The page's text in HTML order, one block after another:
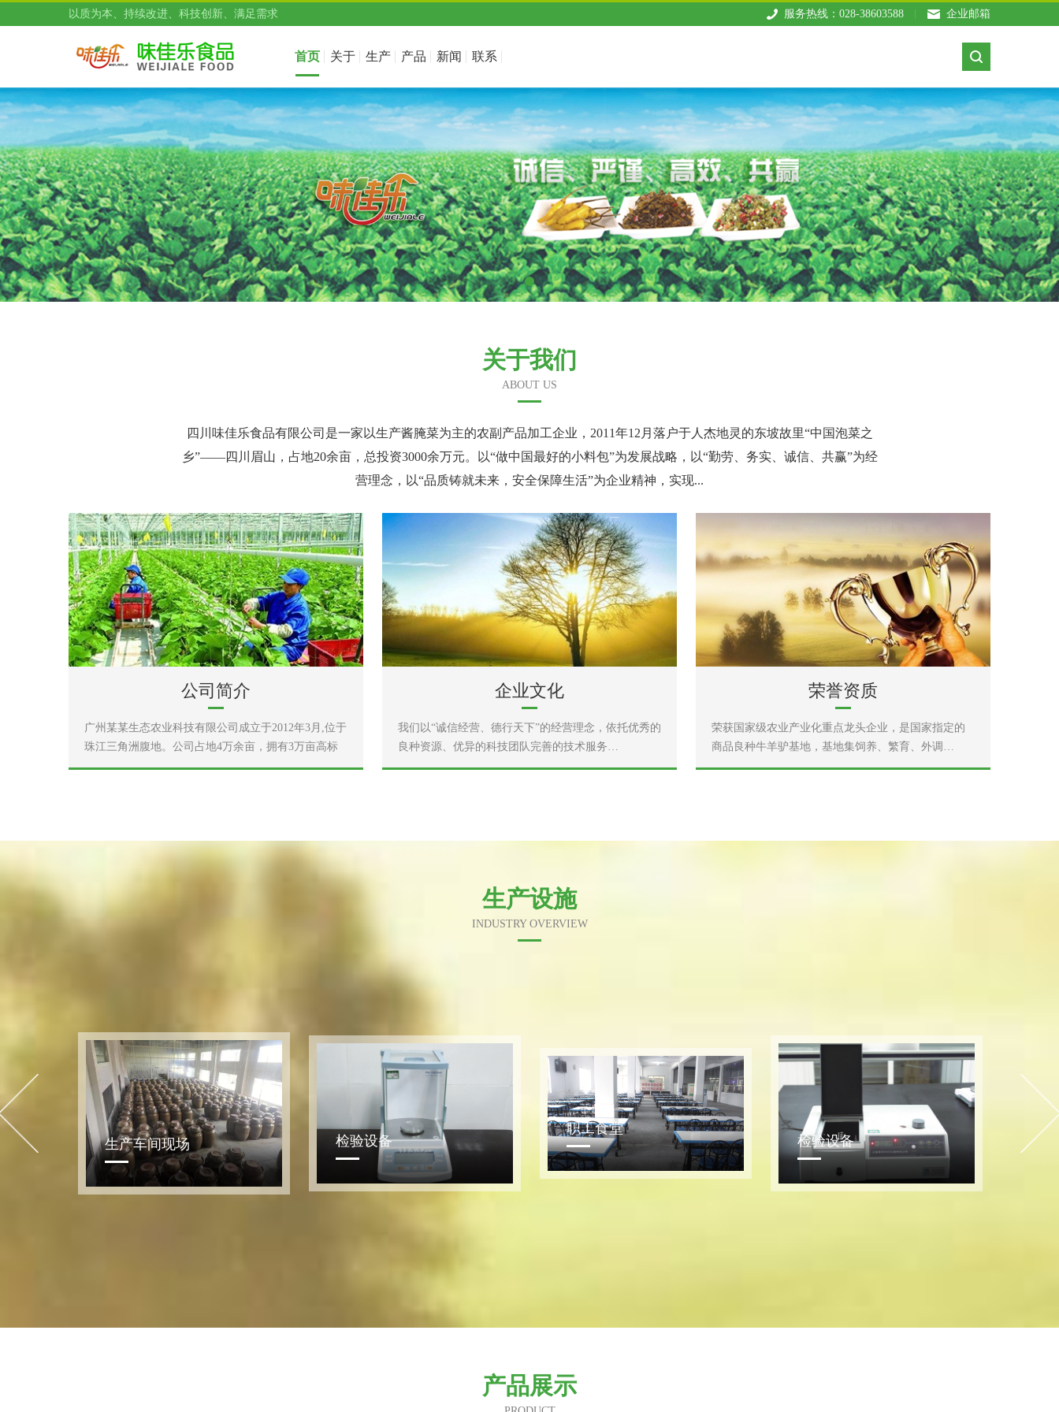
以质为本、持续改进、科技创新、满足需求 企业邮箱
服务热线：028-38603588
首页 关于
我们
生产
设施
产品
展示
新闻
中心
联系
我们
关于我们
ABOUT US
四川味佳乐食品有限公司是一家以生产酱腌菜为主的农副产品加工企业，2011年12月落户于人杰地灵的东坡故里“中国泡菜之
乡”——四川眉山，占地20余亩，总投资3000余万元。以“做中国最好的小料包”为发展战略，以“勤劳、务实、诚信、共赢”为经
营理念，以“品质铸就未来，安全保障生活”为企业精神，实现...
公司简介
广州某某生态农业科技有限公司成立于2012年3月,位于
珠江三角洲腹地。公司占地4万余亩，拥有3万亩高标
准现代化生态林场、工厂化运营的食用菌菌包生产线
企业文化
我们以“诚信经营、德行天下”的经营理念，依托优秀的
良种资源、优异的科技团队完善的技术服务…
荣誉资质
荣获国家级农业产业化重点龙头企业，是国家指定的
商品良种牛羊驴基地，基地集饲养、繁育、外调…
生产设施
INDUSTRY OVERVIEW
检验设备
职工食堂
检验设备
员工宿舍 洗
产品展示